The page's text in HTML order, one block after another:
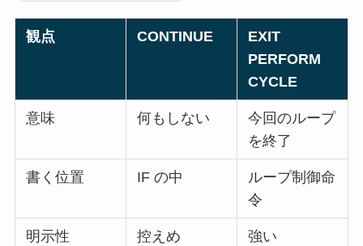
観点 CONTINUE
EXIT
PERFORM
CYCLE
意味 何もしない
今回のループ
を終了
書く位置 IF の中
ループ制御命
令
明示性 控えめ 強い